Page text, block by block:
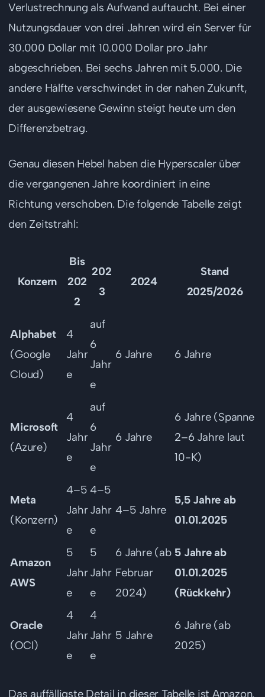
Verlustrechnung als Aufwand auftaucht. Bei einer
Nutzungsdauer von drei Jahren wird ein Server für
30.000 Dollar mit 10.000 Dollar pro Jahr
abgeschrieben. Bei sechs Jahren mit 5.000. Die
andere Hälfte verschwindet in der nahen Zukunft,
der ausgewiesene Gewinn steigt heute um den
Differenzbetrag.
Genau diesen Hebel haben die Hyperscaler über
die vergangenen Jahre koordiniert in eine
Richtung verschoben. Die folgende Tabelle zeigt
den Zeitstrahl:
Konzern
Bis
202
2
202
3
2024
Stand
2025/2026
Alphabet
(Google
Cloud)
4
Jahr
e
auf
6
Jahr
e
6 Jahre 6 Jahre
Microsoft
(Azure)
4
Jahr
e
auf
6
Jahr
e
6 Jahre
6 Jahre (Spanne
2–6 Jahre laut
10-K)
Meta
(Konzern)
4–5
Jahr
e
4–5
Jahr
e
4–5 Jahre
5,5 Jahre ab
01.01.2025
Amazon
AWS
5
Jahr
e
5
Jahr
e
6 Jahre (ab
Februar
2024)
5 Jahre ab
01.01.2025
(Rückkehr)
Oracle
(OCI)
4
Jahr
e
4
Jahr
e
5 Jahre
6 Jahre (ab
2025)
Das auffälligste Detail in dieser Tabelle ist Amazon.